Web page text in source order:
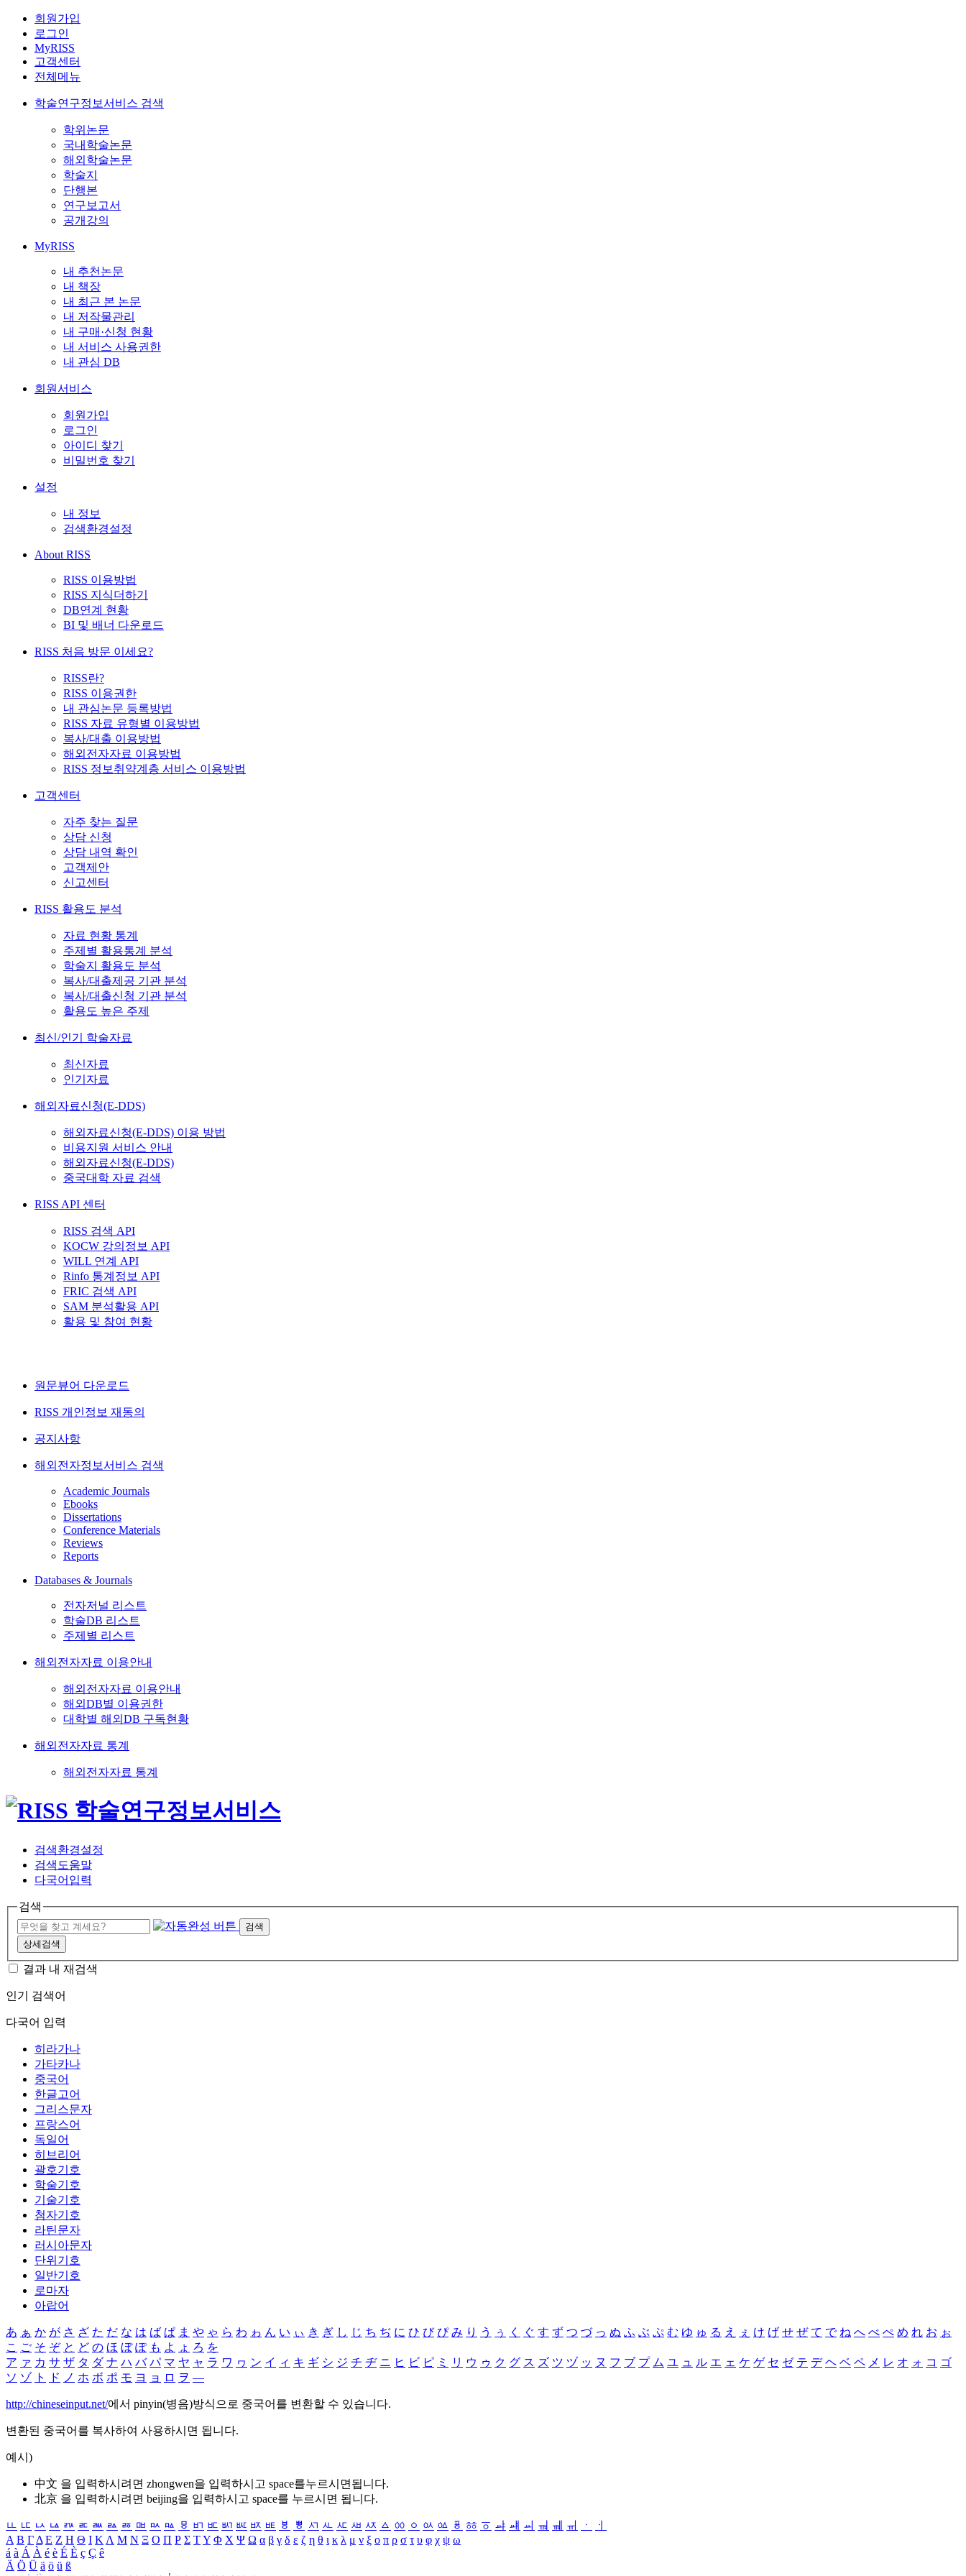
회원가입
로그인
MyRISS
고객센터
전체메뉴
학술연구정보서비스 검색
학위논문
국내학술논문
해외학술논문
학술지
단행본
연구보고서
공개강의
MyRISS
내 추천논문
내 책장
내 최근 본 논문
내 저작물관리
내 구매·신청 현황
내 서비스 사용권한
내 관심 DB
회원서비스
회원가입
로그인
아이디 찾기
비밀번호 찾기
설정
내 정보
검색환경설정
About RISS
RISS 이용방법
RISS 지식더하기
DB연계 현황
BI 및 배너 다운로드
RISS 처음 방문 이세요?
RISS란?
RISS 이용권한
내 관심논문 등록방법
RISS 자료 유형별 이용방법
복사/대출 이용방법
해외전자자료 이용방법
RISS 정보취약계층 서비스 이용방법
고객센터
자주 찾는 질문
상담 신청
상담 내역 확인
고객제안
신고센터
RISS 활용도 분석
자료 현황 통계
주제별 활용통계 분석
학술지 활용도 분석
복사/대출제공 기관 분석
복사/대출신청 기관 분석
활용도 높은 주제
최신/인기 학술자료
최신자료
인기자료
해외자료신청(E-DDS)
해외자료신청(E-DDS) 이용 방법
비용지원 서비스 안내
해외자료신청(E-DDS)
중국대학 자료 검색
RISS API 센터
RISS 검색 API
KOCW 강의정보 API
WILL 연계 API
Rinfo 통계정보 API
FRIC 검색 API
SAM 분석활용 API
활용 및 참여 현황
원문뷰어 다운로드
RISS 개인정보 재동의
공지사항
해외전자정보서비스 검색
Academic Journals
Ebooks
Dissertations
Conference Materials
Reviews
Reports
Databases & Journals
전자저널 리스트
학술DB 리스트
주제별 리스트
해외전자자료 이용안내
해외전자자료 이용안내
해외DB별 이용권한
대학별 해외DB 구독현황
해외전자자료 통계
해외전자자료 통계
검색환경설정
검색도움말
다국어입력
검색
검색
상세검색
결과 내 재검색
인기 검색어
다국어 입력
히라가나
가타카나
중국어
한글고어
그리스문자
프랑스어
독일어
히브리어
괄호기호
학술기호
기술기호
첨자기호
라틴문자
러시아문자
단위기호
일반기호
로마자
아랍어
あ ぁ か が さ ざ た だ な は ば ぱ ま や ゃ ら わ ゎ ん い ぃ き ぎ し じ ち ぢ に ひ び ぴ み り う ぅ く ぐ す ず つ づ っ ぬ ふ ぶ ぷ む ゆ ゅ る え ぇ け げ せ ぜ て で ね へ べ ぺ め れ お ぉ
こ ご そ ぞ と ど の ほ ぼ ぽ も よ ょ ろ を
ア ァ カ サ ザ タ ダ ナ ハ バ パ マ ヤ ャ ラ ワ ヮ ン イ ィ キ ギ シ ジ チ ヂ ニ ヒ ビ ピ ミ リ ウ ゥ ク グ ス ズ ツ ヅ ッ ヌ フ ブ プ ム ユ ュ ル エ ェ ケ ゲ セ ゼ テ デ ヘ ベ ペ メ レ オ ォ コ ゴ
ソ ゾ ト ド ノ ホ ボ ポ モ ヨ ョ ロ ヲ ―
http://chineseinput.net/에서 pinyin(병음)방식으로 중국어를 변환할 수 있습니다.
변환된 중국어를 복사하여 사용하시면 됩니다.
예시)
中文 을 입력하시려면 zhongwen을 입력하시고 space를누르시면됩니다.
北京 을 입력하시려면 beijing을 입력하시고 space를 누르시면 됩니다.
ㅥ ㅦ ㅧ ㅨ ㅩ ㅪ ㅫ ㅬ ㅭ ㅮ ㅯ ㅰ ㅱ ㅲ ㅳ ㅴ ㅵ ㅶ ㅷ ㅸ ㅹ ㅺ ㅻ ㅼ ㅽ ㅾ ㅿ ㆀ ㆁ ㆂ ㆃ ㆄ ㆅ ㆆ ㆇ ㆈ ㆉ ㆊ ㆋ ㆌ ㆍ
ㆎ
Α Β ΓΔ Ε Ζ Η Θ Ι ΚΛ Μ Ν Ξ Ο Π Ρ Σ ΤΥ Φ Χ Ψ Ω α β γ δ ε ζ η θ ι κ λ μ ν ξ ο π ρ σ τ υ φ χ ψ ω
á à Á À é è É È ç Ç ê
Ä Ö Ü ä ö ü ß